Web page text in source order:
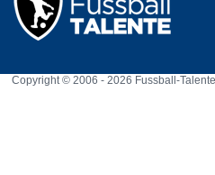
Copyright © 2006 - 2026 Fussball-